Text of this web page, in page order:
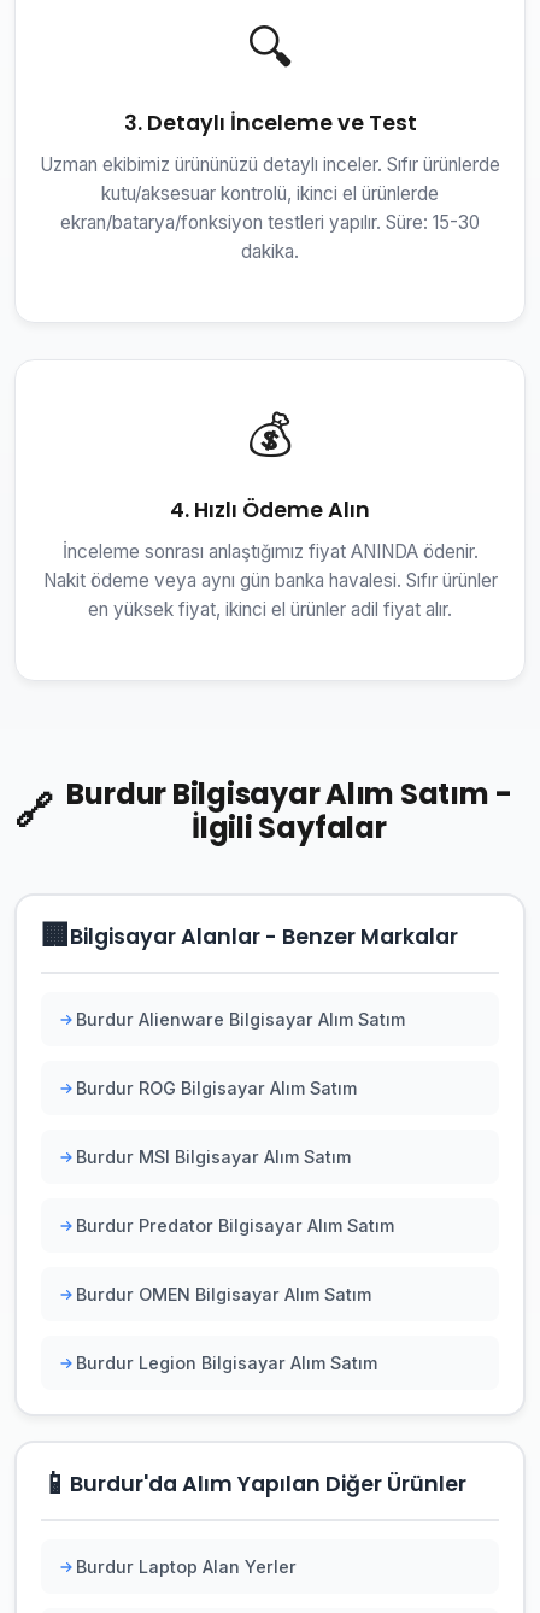
🔍
3. Detaylı İnceleme ve Test
Uzman ekibimiz ürününüzü detaylı inceler. Sıfır ürünlerde
kutu/aksesuar kontrolü, ikinci el ürünlerde
ekran/batarya/fonksiyon testleri yapılır. Süre: 15-30
dakika.
💰
4. Hızlı Ödeme Alın
İnceleme sonrası anlaştığımız fiyat ANINDA ödenir.
Nakit ödeme veya aynı gün banka havalesi. Sıfır ürünler
en yüksek fiyat, ikinci el ürünler adil fiyat alır.
🔗 Burdur Bilgisayar Alım Satım -
İlgili Sayfalar
🏢Bilgisayar Alanlar - Benzer Markalar
Burdur Alienware Bilgisayar Alım Satım
Burdur ROG Bilgisayar Alım Satım
Burdur MSI Bilgisayar Alım Satım
Burdur Predator Bilgisayar Alım Satım
Burdur OMEN Bilgisayar Alım Satım
Burdur Legion Bilgisayar Alım Satım
📱 Burdur'da Alım Yapılan Diğer Ürünler
Burdur Laptop Alan Yerler